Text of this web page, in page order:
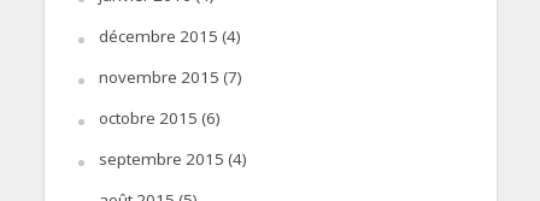
décembre 2015 (4)
novembre 2015 (7)
octobre 2015 (6)
septembre 2015 (4)